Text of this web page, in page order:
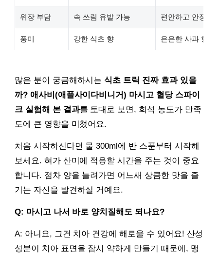
위장 부담 속 쓰림 유발 가능 편안하고 안정적
풍미 강한 식초 향 은은한 사과 향
많은 분이 궁금해하시는 식초 트릭 진짜 효과 있을
까? 애사비(애플사이다비니거) 마시고 혈당 스파이
크 실험해 본 결과를 토대로 보면, 희석 농도가 만족
도에 큰 영향을 미쳤어요.
처음 시작하신다면 물 300ml에 반 스푼부터 시작해
보세요. 혀가 산미에 적응할 시간을 주는 것이 중요
합니다. 점차 양을 늘려가면 어느새 상큼한 맛을 즐
기는 자신을 발견하실 거예요.
Q: 마시고 나서 바로 양치질해도 되나요?
A: 아니요, 그건 치아 건강에 해로울 수 있어요! 산성
성분이 치아 표면을 잠시 약하게 만들기 때문에, 맹